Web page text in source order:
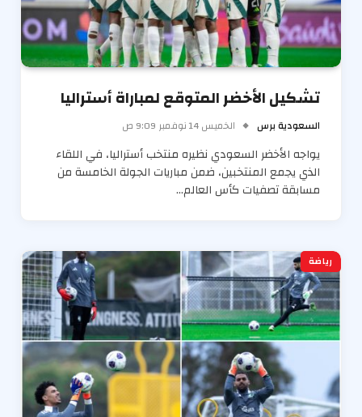
تشكيل الأخضر المتوقع لمباراة أستراليا
السعودية برس الخميس 14 نوفمبر 9:09 ص
يواجه الأخضر السعودي نظيره منتخب أستراليا، في اللقاء
الذي يجمع المنتخبين، ضمن مباريات الجولة الخامسة من
مسابقة تصفيات كأس العالم…
رياضة